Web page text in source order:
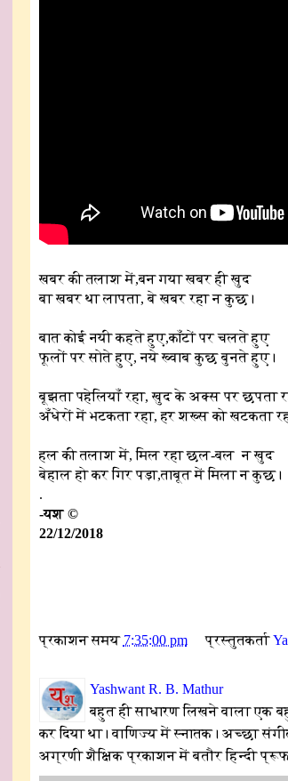
खबर की तलाश में,बन गया खबर ही खुद
बा खबर था लापता, बे खबर रहा न कुछ।
बात कोई नयी कहते हुए,काँटों पर चलते हुए
फूलों पर सोते हुए, नये ख्वाब कुछ बुनते हुए।
बूझता पहेलियाँ रहा, खुद के अक्स पर छपता
अँधेरों में भटकता रहा, हर शख्स को खटकता
हल की तलाश में, मिल रहा छल-बल न खुद
बेहाल हो कर गिर पड़ा,ताबूत में मिला न कुछ।
.
-यश ©
22/12/2018
प्रकाशन समय 7:35:00 pm प्रस्तुतकर्ता
Yashwant R. B. Mathur
बहुत ही साधारण लिखने वाला एक
कर दिया था। वाणिज्य में स्नातक। अच्छा
अग्रणी शैक्षिक प्रकाशन में बतौर हिन्दी प्रूफ